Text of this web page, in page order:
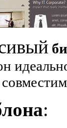
: